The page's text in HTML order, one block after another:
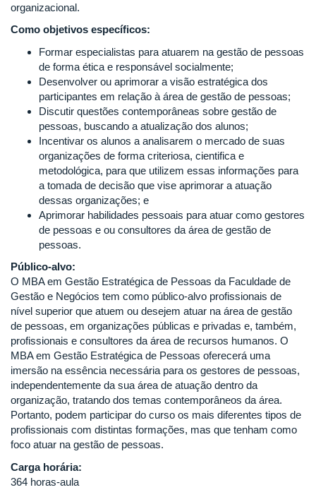
organizacional.
Como objetivos específicos:
Formar especialistas para atuarem na gestão de pessoas
de forma ética e responsável socialmente;
Desenvolver ou aprimorar a visão estratégica dos
participantes em relação à área de gestão de pessoas;
Discutir questões contemporâneas sobre gestão de
pessoas, buscando a atualização dos alunos;
Incentivar os alunos a analisarem o mercado de suas
organizações de forma criteriosa, cientifica e
metodológica, para que utilizem essas informações para
a tomada de decisão que vise aprimorar a atuação
dessas organizações; e
Aprimorar habilidades pessoais para atuar como gestores
de pessoas e ou consultores da área de gestão de
pessoas.
Público-alvo:
O MBA em Gestão Estratégica de Pessoas da Faculdade de
Gestão e Negócios tem como público-alvo profissionais de
nível superior que atuem ou desejem atuar na área de gestão
de pessoas, em organizações públicas e privadas e, também,
profissionais e consultores da área de recursos humanos. O
MBA em Gestão Estratégica de Pessoas oferecerá uma
imersão na essência necessária para os gestores de pessoas,
independentemente da sua área de atuação dentro da
organização, tratando dos temas contemporâneos da área.
Portanto, podem participar do curso os mais diferentes tipos de
profissionais com distintas formações, mas que tenham como
foco atuar na gestão de pessoas.
Carga horária:
364 horas-aula